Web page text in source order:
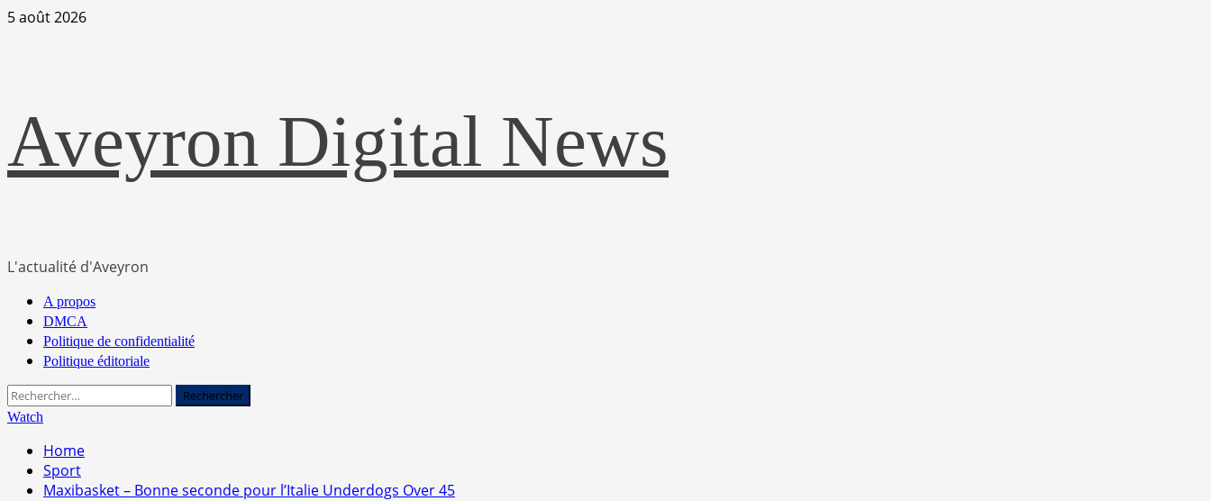
Skip
5 août 2026
Aveyron Digital News
L'actualité d'Aveyron
Primary
Menu
A propos
DMCA
Politique de confidentialité
Politique éditoriale
Rechercher :
Watch
Home
Sport
Maxibasket – Bonne seconde pour l’Italie Underdogs Over 45